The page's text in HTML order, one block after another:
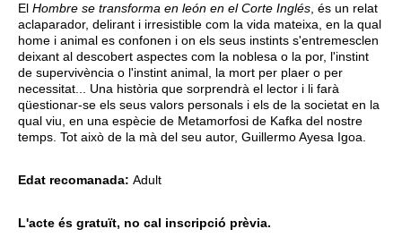
El Hombre se transforma en león en el Corte Inglés, és un relat
aclaparador, delirant i irresistible com la vida mateixa, en la qual
home i animal es confonen i on els seus instints s'entremesclen
deixant al descobert aspectes com la noblesa o la por, l'instint
de supervivència o l'instint animal, la mort per plaer o per
necessitat... Una història que sorprendrà el lector i li farà
qüestionar-se els seus valors personals i els de la societat en la
qual viu, en una espècie de Metamorfosi de Kafka del nostre
temps. Tot això de la mà del seu autor, Guillermo Ayesa Igoa.
Edat recomanada: Adult
L'acte és gratuït, no cal inscripció prèvia.